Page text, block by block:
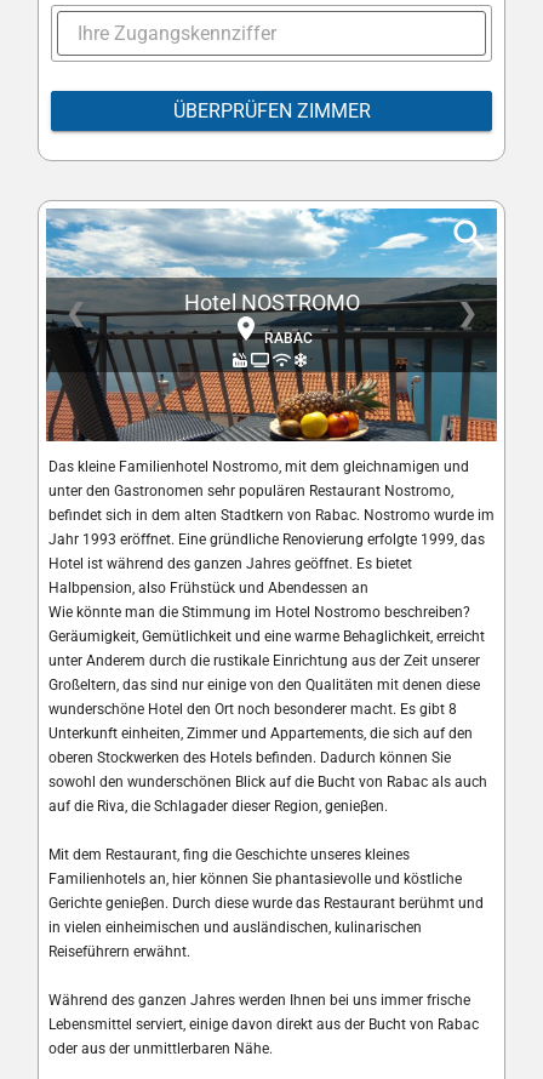
ÜBERPRÜFEN ZIMMER
❮ ❯
Hotel NOSTROMO
RABAC
Das kleine Familienhotel Nostromo, mit dem gleichnamigen und
unter den Gastronomen sehr populären Restaurant Nostromo,
befindet sich in dem alten Stadtkern von Rabac. Nostromo wurde im
Jahr 1993 eröffnet. Eine gründliche Renovierung erfolgte 1999, das
Hotel ist während des ganzen Jahres geöffnet. Es bietet
Halbpension, also Frühstück und Abendessen an
Wie könnte man die Stimmung im Hotel Nostromo beschreiben?
Geräumigkeit, Gemütlichkeit und eine warme Behaglichkeit, erreicht
unter Anderem durch die rustikale Einrichtung aus der Zeit unserer
Großeltern, das sind nur einige von den Qualitäten mit denen diese
wunderschöne Hotel den Ort noch besonderer macht. Es gibt 8
Unterkunft einheiten, Zimmer und Appartements, die sich auf den
oberen Stockwerken des Hotels befinden. Dadurch können Sie
sowohl den wunderschönen Blick auf die Bucht von Rabac als auch
auf die Riva, die Schlagader dieser Region, genieβen.
Mit dem Restaurant, fing die Geschichte unseres kleines
Familienhotels an, hier können Sie phantasievolle und köstliche
Gerichte genieβen. Durch diese wurde das Restaurant berühmt und
in vielen einheimischen und ausländischen, kulinarischen
Reiseführern erwähnt.
Während des ganzen Jahres werden Ihnen bei uns immer frische
Lebensmittel serviert, einige davon direkt aus der Bucht von Rabac
oder aus der unmittlerbaren Nähe.